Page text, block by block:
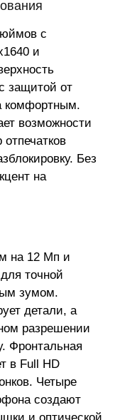
с
и
защитой от
комфортным.
возможности
Без
на
на 12 Мп и
точной
зумом.
детали, а
разрешении
Фронтальная
в Full HD
Четыре
создают